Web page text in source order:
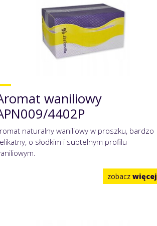
waniliowy
4402P
naturalny waniliowy w proszku, bardzo
o słodkim i subtelnym profilu
zobacz więcej